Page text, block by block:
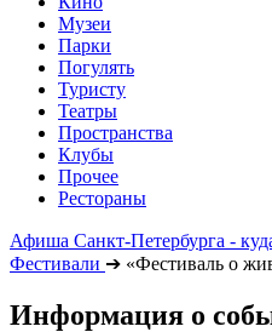
Музеи
Парки
Погулять
Туристу
Театры
Пространства
Клубы
Прочее
Рестораны
Афиша Санкт-Петербурга -
Фестивали ➔ «Фестиваль о
Информация о